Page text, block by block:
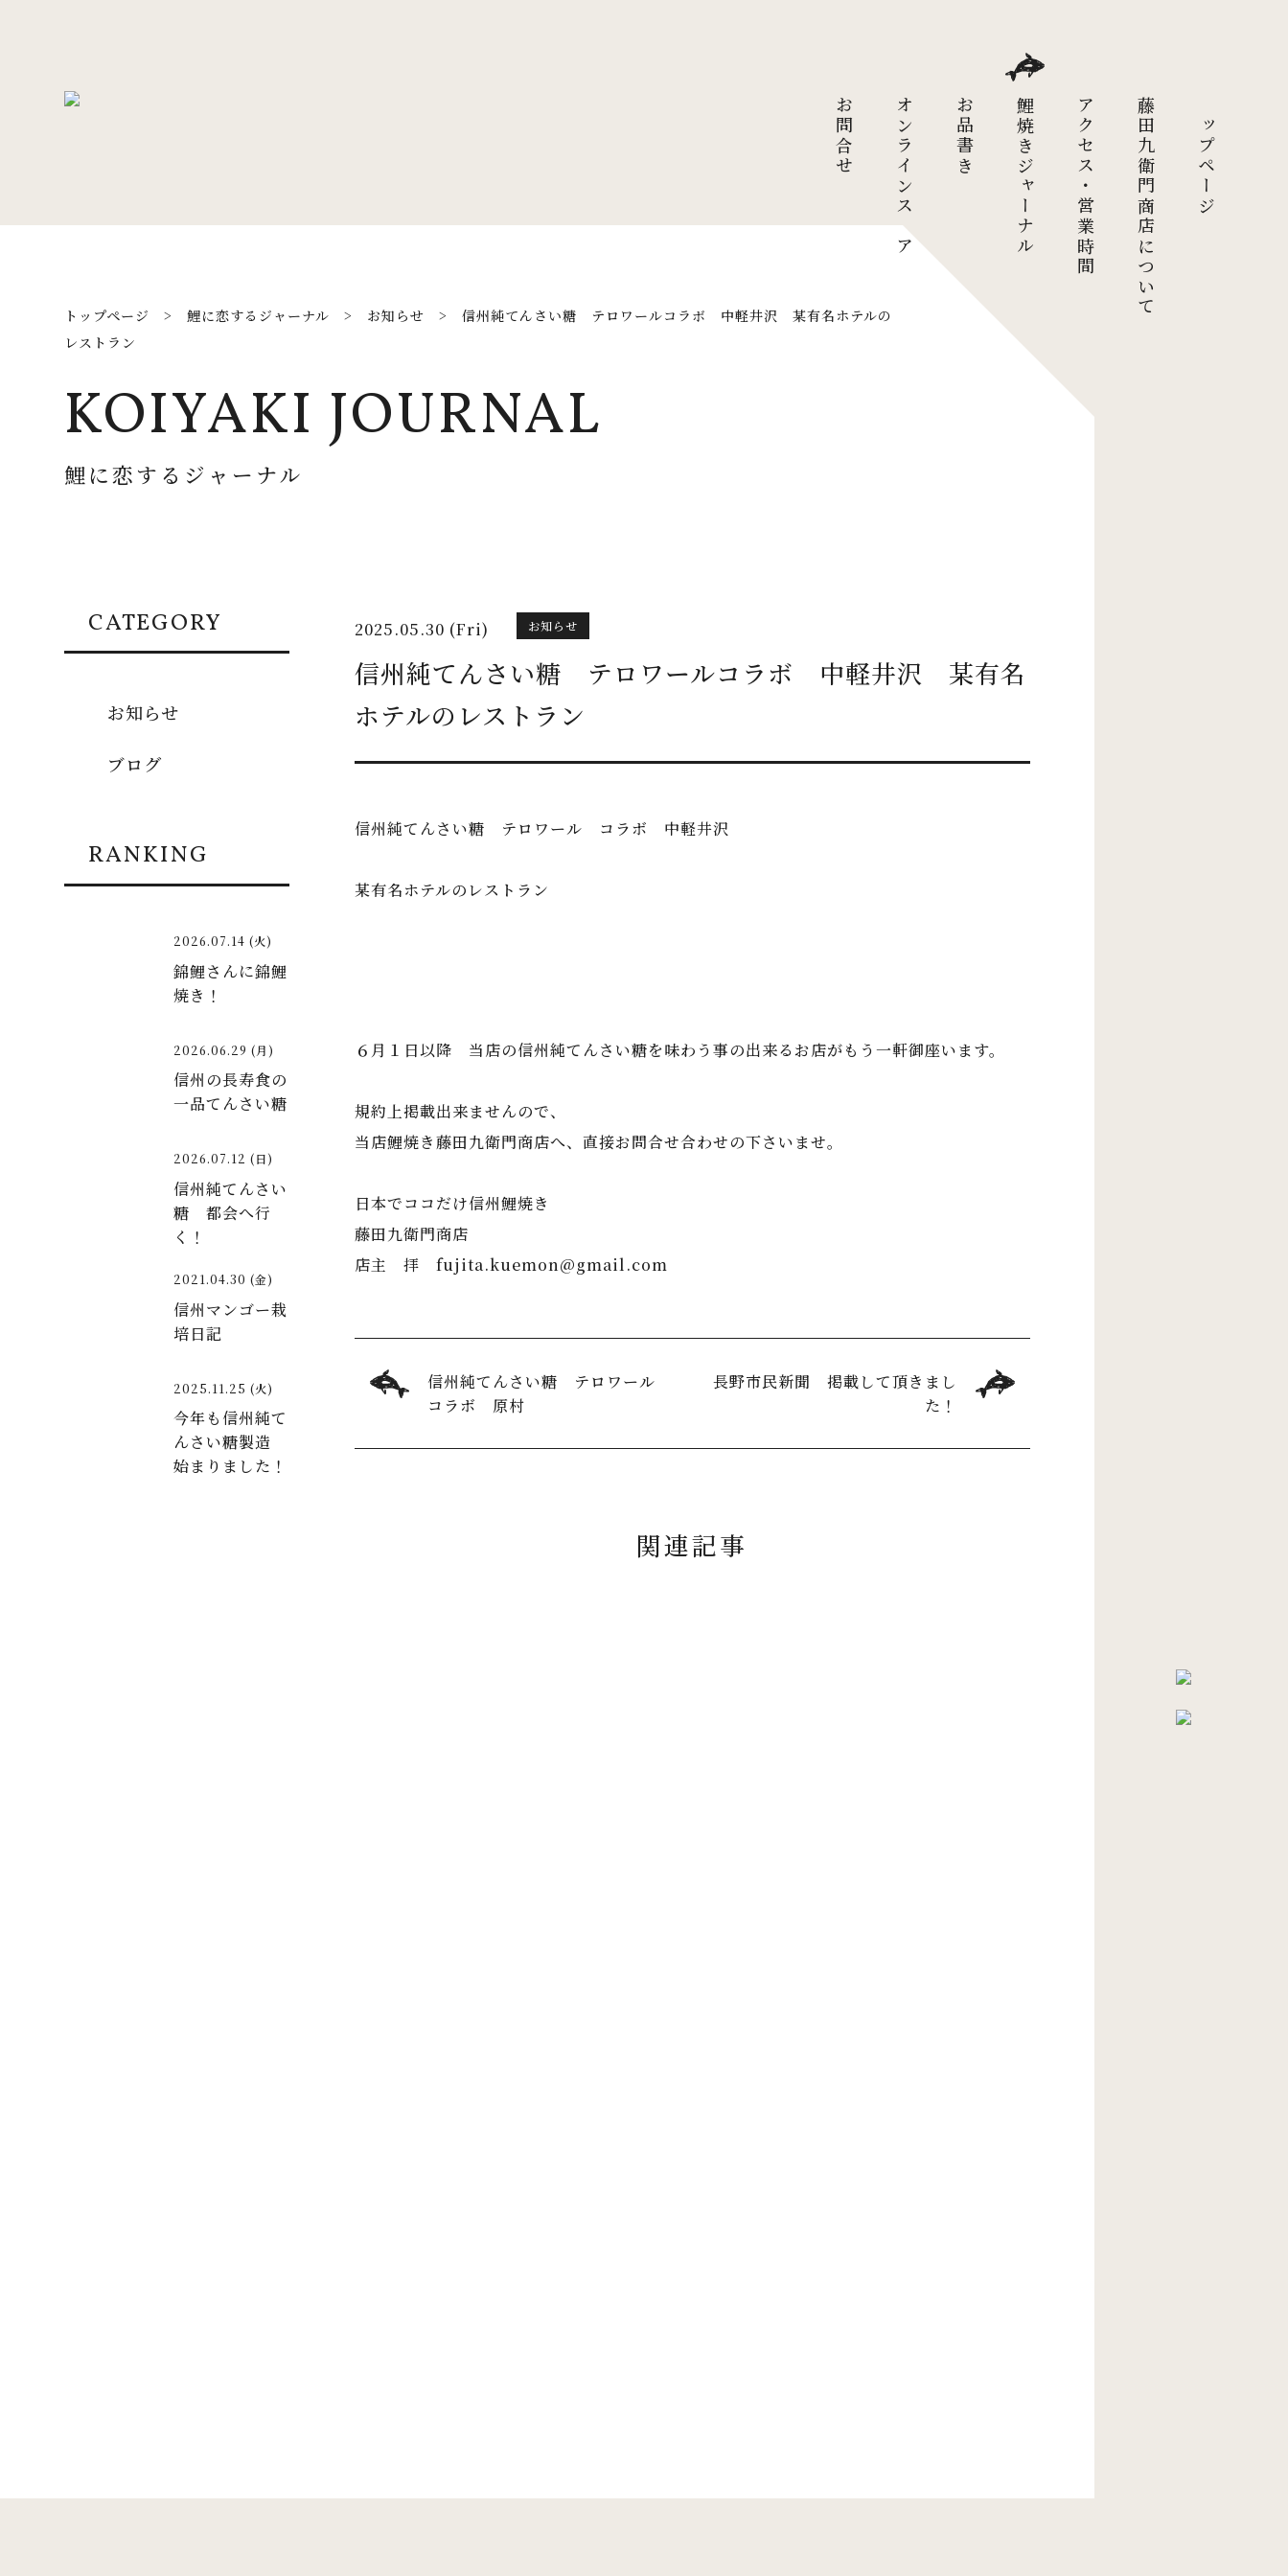
トップページ
藤田九衛門商店について
アクセス・営業時間
鯉焼きジャーナル
お品書き
オンラインストア
お問合せ
トップページ >鯉に恋するジャーナル > お知らせ >信州純てんさい糖 テロワールコラボ 中軽井沢 某有名ホテルの
レストラン
KOIYAKI JOURNAL
鯉に恋するジャーナル
2025.05.30 (Fri) お知らせ
信州純てんさい糖 テロワールコラボ 中軽井沢 某有名
ホテルのレストラン
信州純てんさい糖 テロワール コラボ 中軽井沢
某有名ホテルのレストラン
６月１日以降 当店の信州純てんさい糖を味わう事の出来るお店がもう一軒御座います。
規約上掲載出来ませんので、
当店鯉焼き藤田九衛門商店へ、直接お問合せ合わせの下さいませ。
日本でココだけ信州鯉焼き
藤田九衛門商店
店主 拝 fujita.kuemon@gmail.com
信州純てんさい糖 テロワール
コラボ 原村
長野市民新聞 掲載して頂きまし
た！
関連記事
CATEGORY
お知らせ
ブログ
RANKING
2026.07.14 (火)
錦鯉さんに錦鯉
焼き！
2026.06.29 (月)
信州の長寿食の
一品てんさい糖
2026.07.12 (日)
信州純てんさい
糖 都会へ行
く！
2021.04.30 (金)
信州マンゴー栽
培日記
2025.11.25 (火)
今年も信州純て
んさい糖製造
始まりました！